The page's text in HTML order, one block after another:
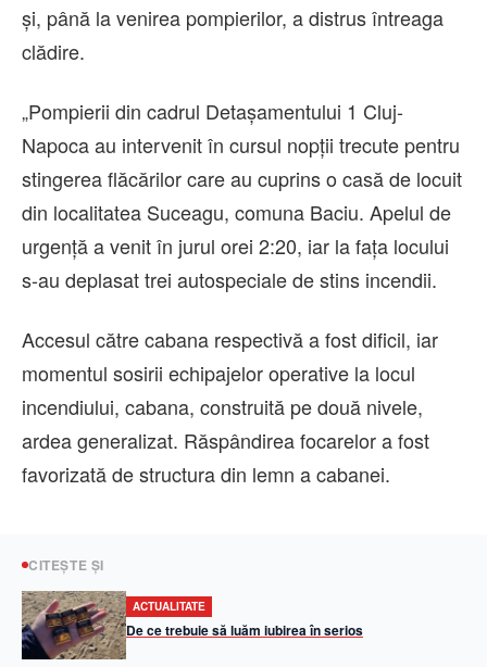
și, până la venirea pompierilor, a distrus întreaga
clădire.
„Pompierii din cadrul Detașamentului 1 Cluj-
Napoca au intervenit în cursul nopții trecute pentru
stingerea flăcărilor care au cuprins o casă de locuit
din localitatea Suceagu, comuna Baciu. Apelul de
urgență a venit în jurul orei 2:20, iar la fața locului
s-au deplasat trei autospeciale de stins incendii.
Accesul către cabana respectivă a fost dificil, iar
momentul sosirii echipajelor operative la locul
incendiului, cabana, construită pe două nivele,
ardea generalizat. Răspândirea focarelor a fost
favorizată de structura din lemn a cabanei.
CITEȘTE ȘI
ACTUALITATE
De ce trebuie să luăm iubirea în serios